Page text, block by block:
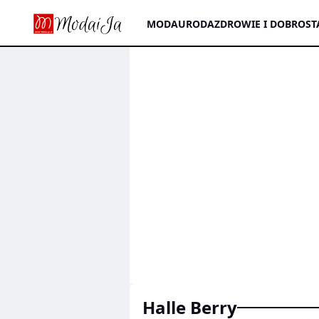
MODAURODAZDROWIE I
Halle Berry